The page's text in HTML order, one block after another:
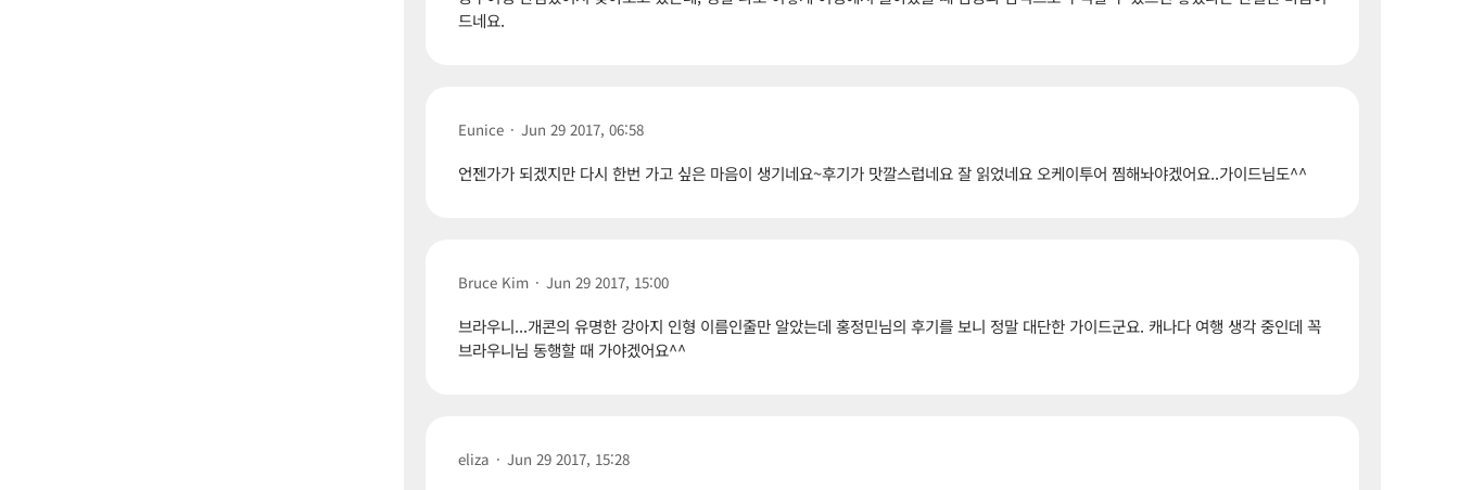
드네요.
Eunice · Jun 29 2017, 06:58
언젠가가 되겠지만 다시 한번 가고 싶은 마음이 생기네요~후기가 맛깔스럽네요 잘 읽었네요 오케이투어 찜해놔야겠어요..가이드님도^^
Bruce Kim · Jun 29 2017, 15:00
브라우니...개콘의 유명한 강아지 인형 이름인줄만 알았는데 홍정민님의 후기를 보니 정말 대단한 가이드군요. 캐나다 여행 생각 중인데 꼭
브라우니님 동행할 때 가야겠어요^^
eliza · Jun 29 2017, 15:28